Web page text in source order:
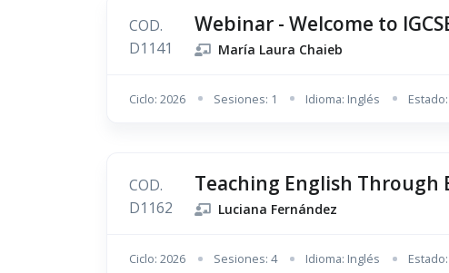
COD.
D1141
Webinar - Welcome to
María Laura Chaieb
Ciclo: 2026 Sesiones: 1 Idioma: Inglés
COD.
D1162
Teaching English Through
Luciana Fernández
Ciclo: 2026 Sesiones: 4 Idioma: Inglés